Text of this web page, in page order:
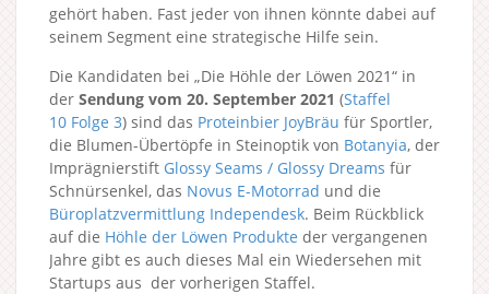
gehört haben. Fast jeder von ihnen könnte dabei auf
seinem Segment eine strategische Hilfe sein.
Die Kandidaten bei „Die Höhle der Löwen 2021“ in
der Sendung vom 20. September 2021 (Staffel
10 Folge 3) sind das Proteinbier JoyBräu für Sportler,
die Blumen-Übertöpfe in Steinoptik von Botanyia, der
Imprägnierstift Glossy Seams / Glossy Dreams für
Schnürsenkel, das Novus E-Motorrad und die
Büroplatzvermittlung Independesk. Beim Rückblick
auf die Höhle der Löwen Produkte der vergangenen
Jahre gibt es auch dieses Mal ein Wiedersehen mit
Startups aus der vorherigen Staffel.